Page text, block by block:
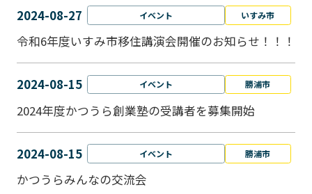
2024-08-27 イベント いすみ市
令和6年度いすみ市移住講演会開催のお知らせ！！！
2024-08-15 イベント 勝浦市
2024年度かつうら創業塾の受講者を募集開始
2024-08-15 イベント 勝浦市
かつうらみんなの交流会